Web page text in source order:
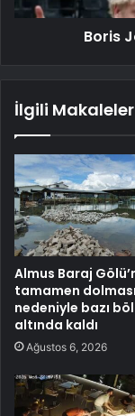
Boris
İlgili Makaleler
Almus Baraj
tamamen dolması
nedeniyle bazı
altında kaldı
Ağustos 6, 2026